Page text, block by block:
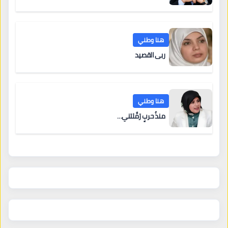
هنا وطني
ربى القصيد
هنا وطني
منذُ حربٍ رَمَّلتني…